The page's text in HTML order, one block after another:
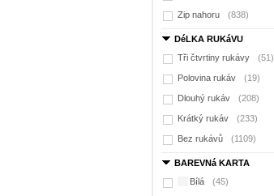
Zip nahoru (838)
DéLKA RUKáVU
Tři čtvrtiny rukávy
(51)
Polovina rukáv (19)
Dlouhý rukáv (208)
Krátký rukáv (233)
Bez rukávů (1109)
BAREVNá KARTA
Bílá
(45)